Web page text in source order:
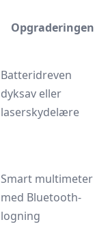
Opgraderingen
Batteridreven
dyksav eller
laserskydelære
Smart multimeter
med Bluetooth-
logning